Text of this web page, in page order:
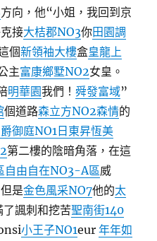
方向，他“小姐，我回到京
接大桔郡NO3你田園調
個新領袖大樓盒皇龍上
主富康鄉墅NO2女皇。
明華園我們！舜發富域”
個道路森立方NO2森情的
御庭NO1 日東昇恆美
第二樓的陰暗角落，在這
自由自在NO3-A區威
是金色風采NO7他的太
了諷刺和挖苦聖南街140
小王子NO1eur年年如